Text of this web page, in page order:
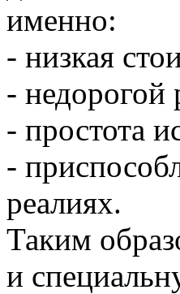
именно:
- низкая
- недорогой
- простота
-
реалиях.
Таким
и